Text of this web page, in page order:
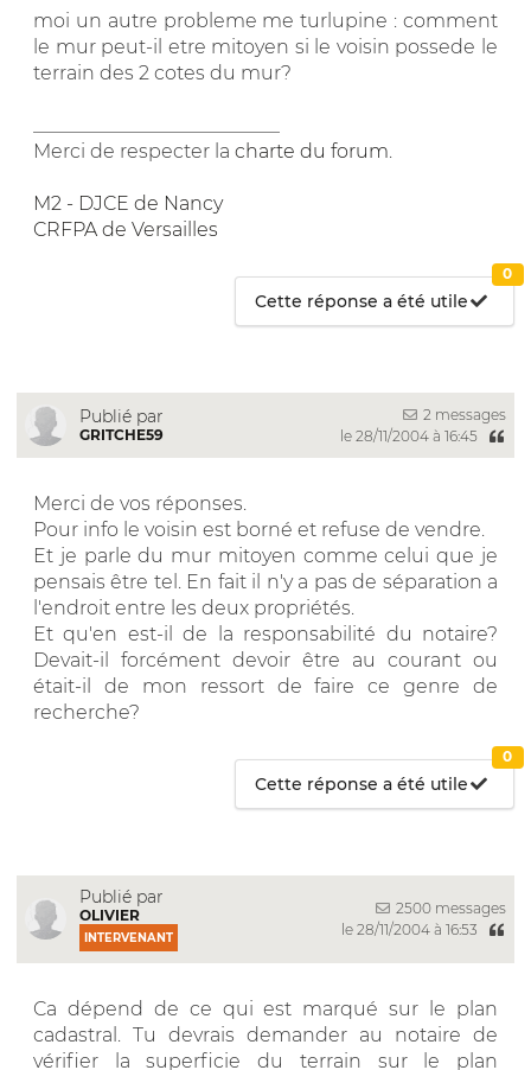
moi un autre probleme me turlupine : comment
le mur peut-il etre mitoyen si le voisin possede le
terrain des 2 cotes du mur?
Merci de respecter la charte du forum
M2 - DJCE de Nancy
CRFPA de Versailles
Cette réponse a été utile
0
Publié par
GRITCHE59
2 messages
le 28/11/2004 à 16:45
Merci de vos réponses.
Pour info le voisin est borné et refuse de vendre.
Et je parle du mur mitoyen comme celui que je
pensais être tel. En fait il n'y a pas de séparation a
l'endroit entre les deux propriétés.
Et qu'en est-il de la responsabilité du notaire?
Devait-il forcément devoir être au courant ou
était-il de mon ressort de faire ce genre de
recherche?
Cette réponse a été utile
0
Publié par
OLIVIER
INTERVENANT
2500 messages
le 28/11/2004 à 16:53
Ca dépend de ce qui est marqué sur le plan
cadastral. Tu devrais demander au notaire de
vérifier la superficie du terrain sur le plan